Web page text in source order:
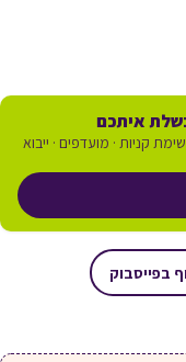
איתכם
קניות · מועדפים · ייבוא
בפייסבוק